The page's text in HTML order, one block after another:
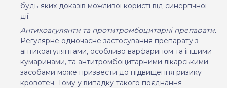
будь-яких доказів можливої користі від синергічної
дії.
Антикоагулянти та протитромбоцитарні препарати.
Регулярне одночасне застосування препарату з
антикоагулянтами, особливо варфарином та іншими
кумаринами, та антитромбоцитарними лікарськими
засобами може призвести до підвищення ризику
кровотеч. Тому у випадку такого поєднання